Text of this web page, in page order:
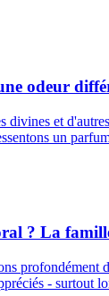
odeur
divines et
un
? La
- surtout